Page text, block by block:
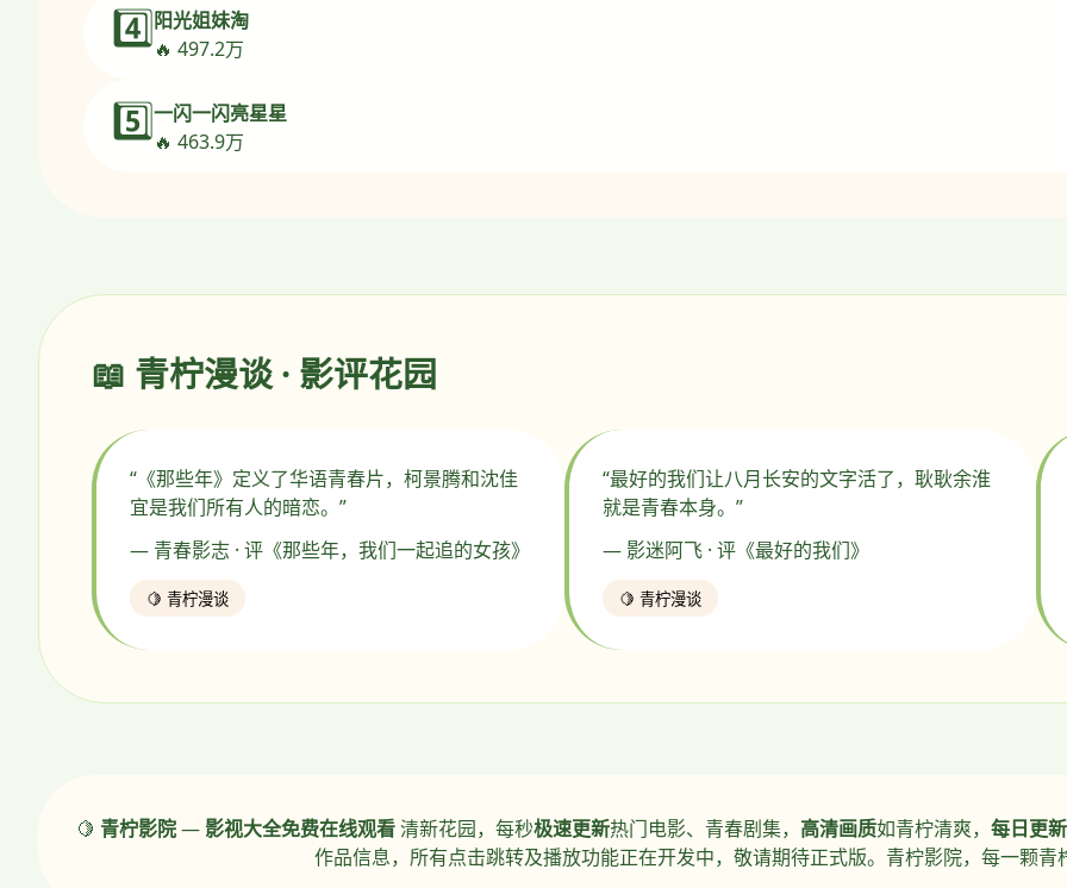
4️⃣阳光姐妹淘
🔥 497.2万
5️⃣一闪一闪亮星星
🔥 463.9万
📖 青柠漫谈 · 影评花园
“《那些年》定义了华语青春片，柯景腾和沈佳
宜是我们所有人的暗恋。”
— 青春影志 · 评《那些年，我们一起追的女孩》
🍋 青柠漫谈
“最好的我们让八月长安的文字活了，耿耿余淮
就是青春本身。”
— 影迷阿飞 · 评《最好的我们》
🍋 青柠漫谈
🍋 青柠影院— 影视大全免费在线观看清新花园，每秒极速更新热门电影、青春剧集， 高清画质如青柠清爽， 每日更新
作品信息，所有点击跳转及播放功能正在开发中，敬请期待正式版。青柠影院，每一颗